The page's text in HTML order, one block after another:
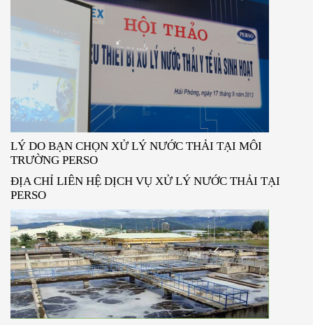
LÝ DO BẠN CHỌN XỬ LÝ NƯỚC THẢI TẠI MÔI
TRƯỜNG PERSO
ĐỊA CHỈ LIÊN HỆ DỊCH VỤ XỬ LÝ NƯỚC THẢI TẠI
PERSO